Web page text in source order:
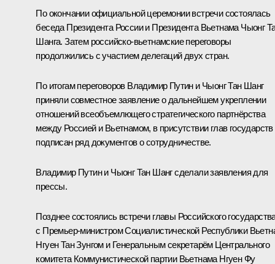
По окончании официальной церемонии встречи состоялась
беседа Президента России и Президента Вьетнама Чыонг
Шанга. Затем российско-вьетнамские переговоры
продолжились с участием делегаций двух стран.
По итогам переговоров Владимир Путин и Чыонг Тан Шанг
приняли совместное заявление о дальнейшем укреплении
отношений всеобъемлющего стратегического партнёрства
между Россией и Вьетнамом, в присутствии глав государств
подписан ряд документов о сотрудничестве.
Владимир Путин и Чыонг Тан Шанг сделали заявления для
прессы.
Позднее состоялись встречи главы Российского
с Премьер-министром Социалистической Республики
Нгуен Тан Зунгом и Генеральным секретарём Центрального
комитета Коммунистической партии Вьетнама Нгуен Фу